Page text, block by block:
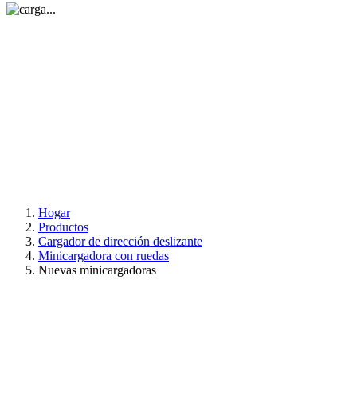
Hogar
Productos
Cargador de dirección deslizante
Minicargadora con ruedas
Nuevas minicargadoras